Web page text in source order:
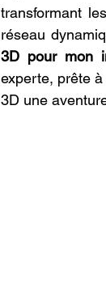
transformant
réseau
3D pour mon
experte, prête
3D une